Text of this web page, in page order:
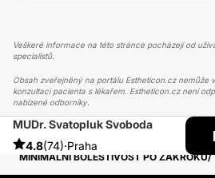
Veškeré informace na této stránce pocházejí od
specialistů.
Obsah zveřejněný na portálu Estheticon.cz nemůže
konzultaci pacienta s lékařem. Estheticon.cz není
nabízené odborníky.
MUDr. Svatopluk Svoboda
4.8(74)·Praha
ESTHETICON
PŘÍBĚHY
PŘÍBĚHY TÝKAJÍCÍ SE ZÁKROKU
MINIMÁLNÍ BOLESTIVOST PO ZÁKROKU